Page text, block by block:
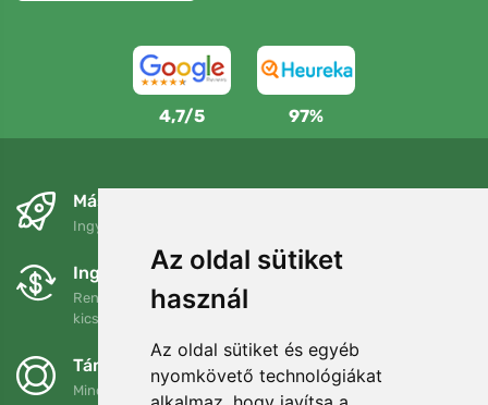
Az oldal sütiket
használ
Az oldal sütiket és egyéb
nyomkövető technológiákat
4,7/5 97%
Másnapra és ingyenesen
Ingyenes szállítás a következő összeg felett: 80 EUR
Ingyenes csere és visszaküldés
Rendelését 90 napon belül bármikor visszaküldheti vagy
kicserélheti.
Támogatjuk a Trees.org-ot
Minden megrendelésért ültetünk egy fát! Bővebben